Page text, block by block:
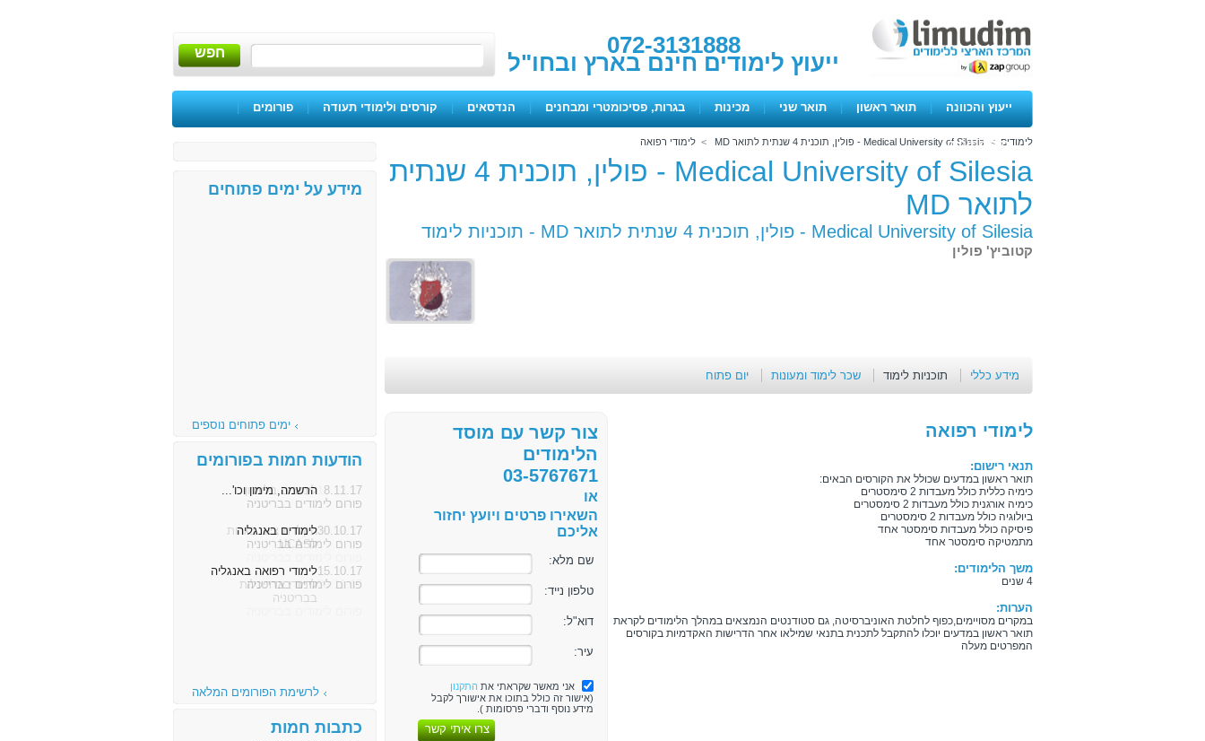
072-3131888
ייעוץ לימודים חינם בארץ ובחו"ל חפש
ייעוץ והכוונה | תואר ראשון | תואר שני | מכינות | בגרות, פסיכומטרי ומבחנים | הנדסאים | קורסים ולימודי תעודה | פורומים |
ימים פתוחיםלימודים > Medical University of Silesia - פולין, תוכנית 4 שנתית לתואר MD > לימודי רפואה
Medical University of Silesia - פולין, תוכנית 4 שנתית
לתואר MD
Medical University of Silesia - פולין, תוכנית 4 שנתית לתואר MD - תוכניות לימוד
קטוביץ' פולין
מידע כללי תוכניות לימוד שכר לימוד ומעונות יום פתוח
צור קשר עם מוסד
הלימודים
03-5767671
או
השאירו פרטים ויועץ יחזור
אליכם
שם מלא:
טלפון נייד:
דוא"ל:
עיר:
אני מאשר שקראתי את התקנון
(אישור זה כולל בתוכו את אישורך לקבל
מידע נוסף ודברי פרסומות ).
צרו איתי קשר
לימודי רפואה
תנאי רישום:
תואר ראשון במדעים שכולל את הקורסים הבאים:
כימיה כללית כולל מעבדות 2 סימסטרים
כימיה אורגנית כולל מעבדות 2 סימסטרים
ביולוגיה כולל מעבדות 2 סימסטרים
פיסיקה כולל מעבדות סימסטר אחד
מתמטיקה סימסטר אחד
משך הלימודים:
4 שנים
הערות:
במקרים מסויימים,כפוף לחלטת האוניברסיטה, גם סטודנטים הנמצאים במהלך הלימודים לקראת
תואר ראשון במדעים יוכלו להתקבל לתכנית בתנאי שמילאו אחר הדרישות האקדמיות בקורסים
המפרטים מעלה
מידע על ימים פתוחים
ימים פתוחים נוספים
הודעות חמות בפורומים
8.11.17 הרשמה, מימון וכו'...
פורום לימודים בבריטניה
30.10.17לימודים באנגליה
פורום לימודים בבריטניה
15.10.17לימודי רפואה באנגליה
פורום לימודים בבריטניה
לרשימת הפורומים המלאה
כתבות חמות